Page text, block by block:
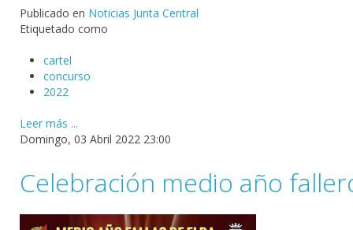
Publicado en Noticias Junta Central
Etiquetado como
cartel
concurso
2022
Leer más ...
Domingo, 03 Abril 2022 23:00
Celebración medio año